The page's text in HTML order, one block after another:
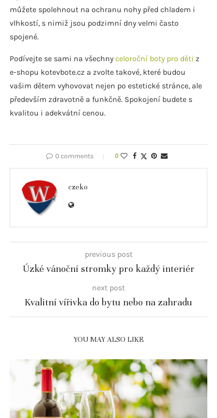
můžete spolehnout na ochranu nohy před chladem i
vlhkostí, s nimiž jsou podzimní dny velmi často
spojené.
Podívejte se sami na všechny celoroční boty pro děti z
e-shopu kotevbote.cz a zvolte takové, které budou
vašim dětem vyhovovat nejen po estetické stránce, ale
především zdravotně a funkčně. Spokojení budete s
kvalitou i adekvátní cenou.
0 comments 0
czeko
previous post
Úzké vánoční stromky pro každý interiér
next post
Kvalitní vířivka do bytu nebo na zahradu
YOU MAY ALSO LIKE